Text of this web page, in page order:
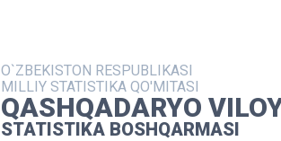
O`ZBEKISTON RESPUBLIKASI
MILLIY STATISTIKA QO'MITASI
QASHQADARYO
STATISTIKA BOSHQARMASI